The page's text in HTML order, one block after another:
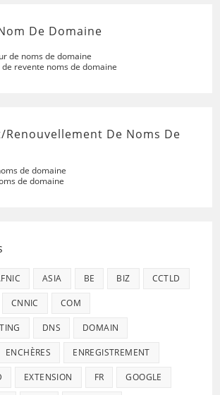
De Domaine
de noms de domaine
revente noms de domaine
renouvellement De Noms De
de domaine
de domaine
ASIA BE BIZ CCTLD
CNNIC COM
DNS DOMAIN
ENCHÈRES ENREGISTREMENT
EXTENSION FR GOOGLE